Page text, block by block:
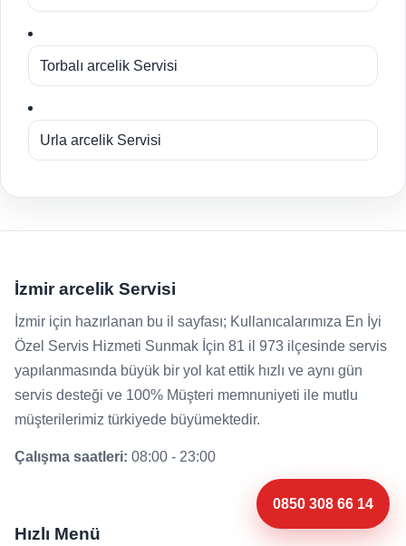
Torbalı arcelik Servisi
Urla arcelik Servisi
İzmir arcelik Servisi
İzmir için hazırlanan bu il sayfası; Kullanıcalarımıza En İyi
Özel Servis Hizmeti Sunmak İçin 81 il 973 ilçesinde servis
yapılanmasında büyük bir yol kat ettik hızlı ve aynı gün
servis desteği ve 100% Müşteri memnuniyeti ile mutlu
müşterilerimiz türkiyede büyümektedir.
Çalışma saatleri: 08:00 - 23:00
Hızlı Menü
0850 308 66 14